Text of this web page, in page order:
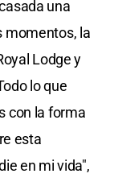
una
momentos, la
Lodge y
lo que
con la forma
esta
en mi vida",